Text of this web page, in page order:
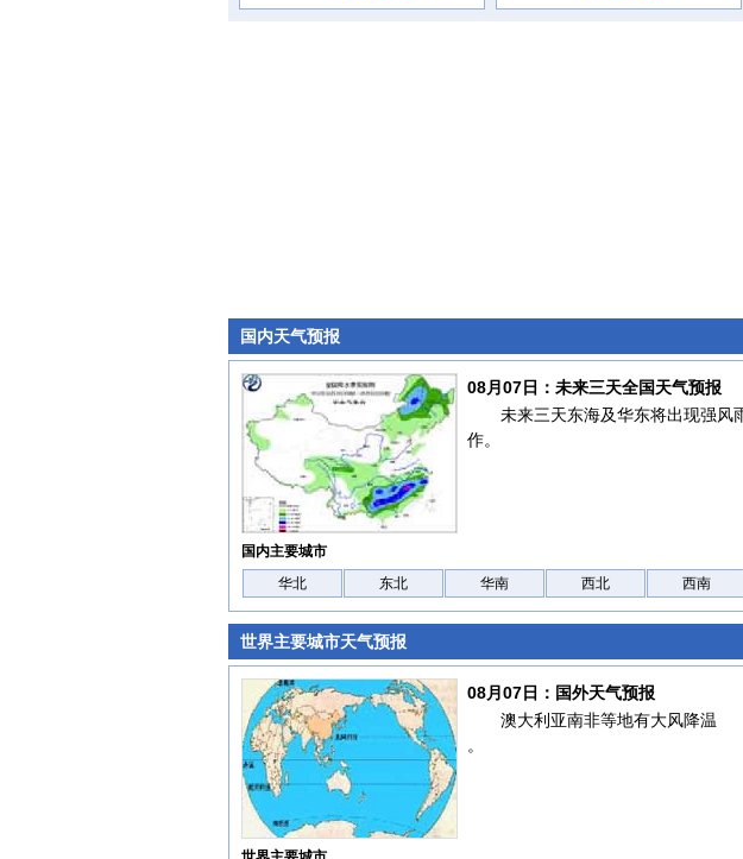
国内天气预报
08月07日：未来三天全国天气预报
未来三天东海及华东将出现强风
作。
国内主要城市
华北
东北 华南 西北 西南
世界主要城市天气预报
08月07日：国外天气预报
澳大利亚南非等地有大风降温
。